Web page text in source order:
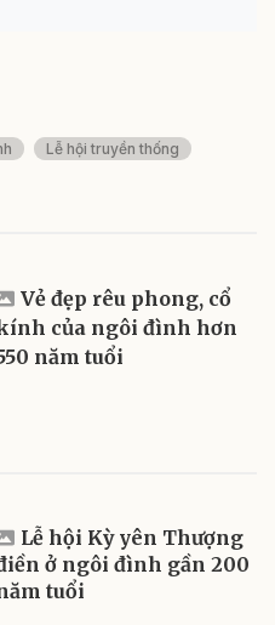
Lễ hội truyền thống
Vẻ đẹp rêu phong, cổ
của ngôi đình hơn
năm tuổi
Lễ hội Kỳ yên Thượng
ở ngôi đình gần 200
tuổi